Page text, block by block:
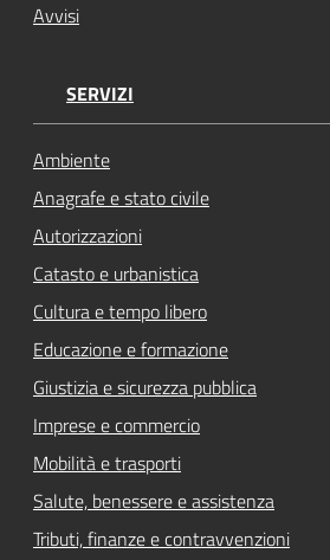
Avvisi
SERVIZI
Ambiente
Anagrafe e stato civile
Autorizzazioni
Catasto e urbanistica
Cultura e tempo libero
Educazione e formazione
Giustizia e sicurezza pubblica
Imprese e commercio
Mobilità e trasporti
Salute, benessere e assistenza
Tributi, finanze e contravvenzioni